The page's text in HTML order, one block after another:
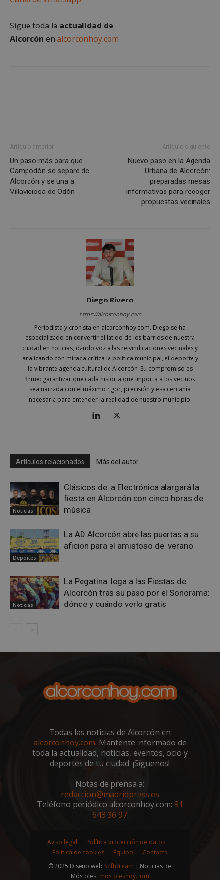
Sigue toda la actualidad de
Alcorcón en alcorconhoy.com
Artículo anterior
Un paso más para que
Campodón se separe de
Alcorcón y se una a
Villaviciosa de Odón
Artículo siguiente
Nuevo paso en la Agenda
Urbana de Alcorcón:
preparadas mesas
informativas para recoger
propuestas vecinales
Diego Rivero
https://alcorconhoy.com
Periodista y cronista en alcorconhoy.com, Diego se ha
especializado en convertir el latido de los barrios de nuestra
ciudad en noticias, dando voz a las reivindicaciones vecinales y
analizando con mirada crítica la política municipal, el deporte y
la vibrante agenda cultural de Alcorcón. Su compromiso es
firme: garantizar que cada historia que importa a los vecinos
sea narrada con el máximo rigor, precisión y esa cercanía
necesaria para entender la realidad de nuestro municipio.
Artículos relacionados Más del autor
Noticias
Clásicos de la Electrónica alargará la
fiesta en Alcorcón con cinco horas de
música
Deportes
La AD Alcorcón abre las puertas a su
afición para el amistoso del verano
Noticias
La Pegatina llega a las Fiestas de
Alcorcón tras su paso por el Sonorama:
dónde y cuándo verlo gratis
Todas las noticias de Alcorcón en
alcorconhoy.com. Mantente informado de
toda la actualidad, noticias, eventos, ocio y
deportes de tu ciudad. ¡Síguenos!
Notas de prensa a:
redaccion@madridpress.es
Teléfono periódico alcorconhoy.com: 91
643 36 97
Aviso legal
Política protección de datos
Política de cookies
Equipo
Contacto
© 2025 Diseño web Softdream | Noticias de
Móstoles: mostoleshoy.com
Cookies no clasificadas
Las cookies estrictamente necesarias permiten la
inicio de sesión de usuario y la gestión de cuentas.
El sitio web no se puede utilizar correctamente sin
las cookies estrictamente necesarias.
Nombre
Proveedor/
Dominio
sp_landing
Spotify Inc.
.spotify.com
sp_t
Spotify Inc.
.spotify.com
Google
Privacy Policy